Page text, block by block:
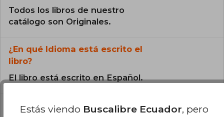
Todos los libros de nuestro
catálogo son Originales.
¿En qué Idioma está escrito el
libro?
El libro está escrito en Español.
¿Cuál es la encuadernación de este libro?
Estás viendo Buscalibre Ecuador, pero